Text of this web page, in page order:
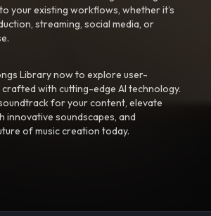
your existing workflows, whether it’s
streaming, social media, or
Library now to explore user-
crafted with cutting-edge AI technology.
for your content, elevate
innovative soundscapes, and
of music creation today.